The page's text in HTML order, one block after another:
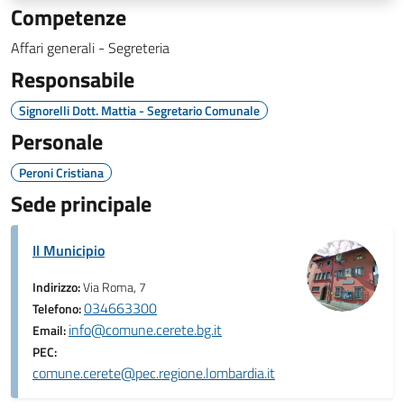
Competenze
Affari generali - Segreteria
Responsabile
Signorelli Dott. Mattia - Segretario Comunale
Personale
Peroni Cristiana
Sede principale
Il Municipio
Indirizzo:Via Roma, 7
Telefono:034663300
Email:info@comune.cerete.bg.it
PEC:
comune.cerete@pec.regione.lombardia.it